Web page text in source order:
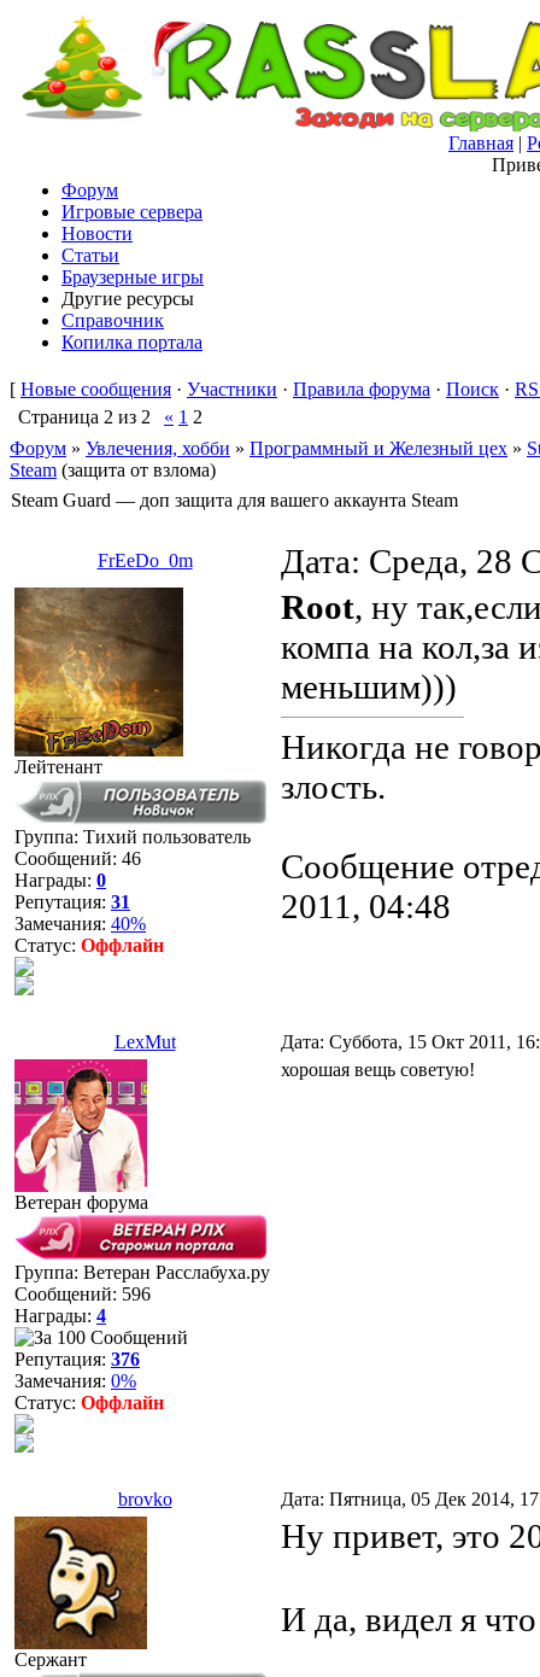
Главная |
Форум
Игровые сервера
Новости
Статьи
Браузерные игры
Другие ресурсы
Справочник
Копилка портала
[ Новые сообщения · Участники · Правила форума · Поиск ·
Страница 2 из 2 « 1 2
Форум » Увлечения, хобби » Программный и Железный цех »
Steam (защита от взлома)
Steam Guard — доп защита для вашего аккаунта Steam
FrEeDo_0m Дата: Среда, 28
Лейтенант
Группа: Тихий пользователь
Сообщений: 46
Награды: 0
Репутация: 31
Замечания: 40%
Статус: Оффлайн
Root, ну
компа на кол,за
меньшим)))
Никогда не
злость.
Сообщение
2011, 04:48
LexMut Дата: Суббота, 15 Окт 2011,
Ветеран форума
Группа: Ветеран Расслабуха.ру
Сообщений: 596
Награды: 4
Репутация: 376
Замечания: 0%
Статус: Оффлайн
хорошая вещь советую!
brovko Дата: Пятница, 05 Дек 2014,
Сержант
Ну привет, это
И да, видел я